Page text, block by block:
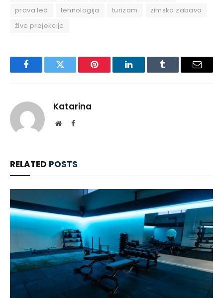
prava led
tehnologija turizam
zimska zabava
žive projekcije
FacebookTwitter Pinterest LinkedInTumblr Email
Katarina
WebsiteFacebook
RELATED POSTS